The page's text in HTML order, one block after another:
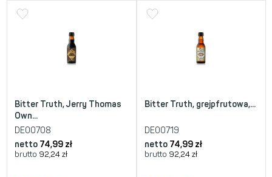
Bitter Truth, Jerry Thomas
Own...
DE00708
netto 74,99 zł
brutto 92,24 zł
Bitter Truth, grejpfrutowa,...
DE00719
netto 74,99 zł
brutto 92,24 zł